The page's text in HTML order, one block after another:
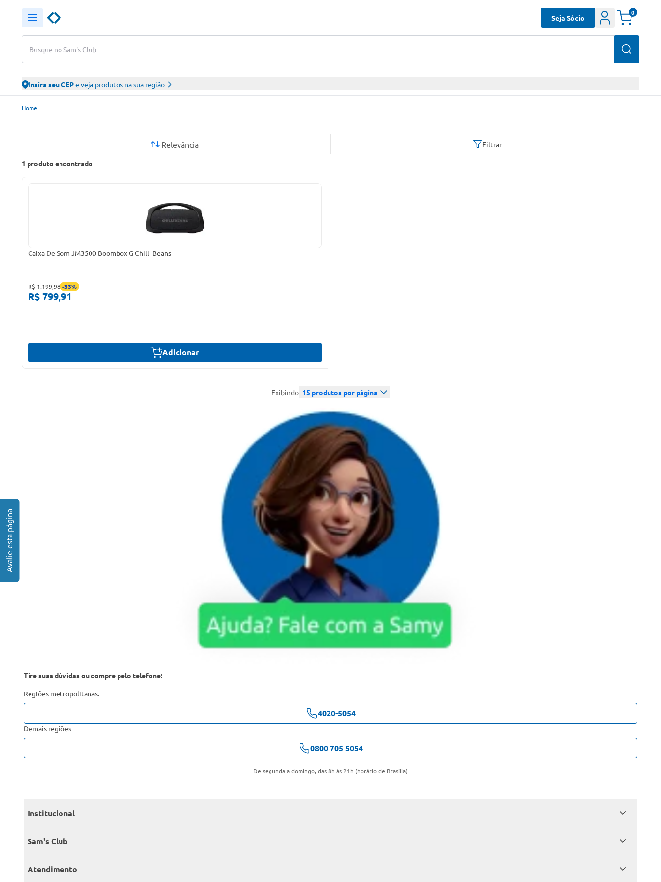
Busque no Sam's Club
Seja Sócio
0
Insira seu CEPe veja produtos na sua região
Sam’s Club – Faça suas compras online
Home
1 produto encontrado
Relevância Filtrar
Caixa De Som JM3500 Boombox G Chilli Beans
R$ 1.199,98 -33%
R$ 799,91
Adicionar
Exibindo 15 produtos por página
Tire suas dúvidas ou compre pelo telefone:
Regiões metropolitanas:
4020-5054
Demais regiões
0800 705 5054
De segunda a domingo, das 8h às 21h (horário de Brasília)
Institucional
Quem somos
Sam's Club
Seja sócio
Atendimento